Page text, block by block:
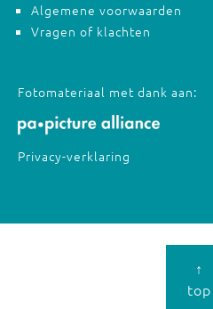
Algemene voorwaarden
Vragen of klachten
Fotomateriaal met dank aan:
Privacy-verklaring
↑
top